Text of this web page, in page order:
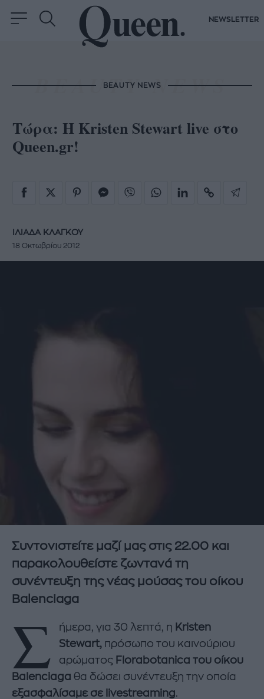
NEWSLETTER
BEAUTY NEWS
Τώρα: H Kristen Stewart live στο
Queen.gr!
ΙΛΙΑΔΑ ΚΛΑΓΚΟΥ
18 Οκτωβρίου 2012
Συντονιστείτε μαζί μας στις 22.00 και
παρακολουθείστε ζωντανά τη
συνέντευξη της νέας μούσας του οίκου
Balenciaga
Σ ήμερα, για 30 λεπτά, η Kristen
Stewart, πρόσωπο του καινούριου
αρώματος Florabotanica του οίκου
Balenciaga θα δώσει συνέντευξη την οποία
εξασφαλίσαμε σε livestreaming.